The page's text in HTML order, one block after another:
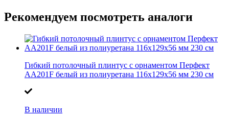
Рекомендуем посмотреть аналоги
Гибкий потолочный плинтус с орнаментом Перфект
AA201F белый из полиуретана 116х129х56 мм 230 см
В наличии